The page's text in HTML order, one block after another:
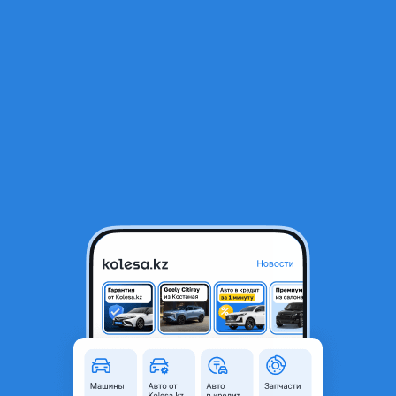
Hyundai Sonata 2022 года
Объявление находится в архиве и может быть